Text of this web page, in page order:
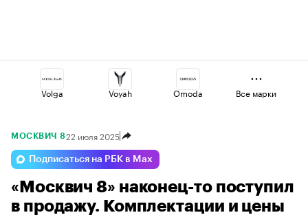
Volga Voyah Omoda
Geely Changan
Jaecoo Esteo Haval
Все марки
МОСКВИЧ 822 июля 2025
Подписаться на РБК в Max
«Москвич 8» наконец-то поступил
в продажу. Комплектации и цены